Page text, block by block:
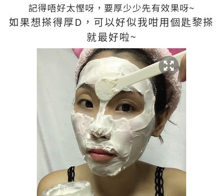
記得唔好太慳呀，要厚少少先有效果呀~
如果想搽得厚D，可以好似我咁用個匙黎搽
就最好啦~